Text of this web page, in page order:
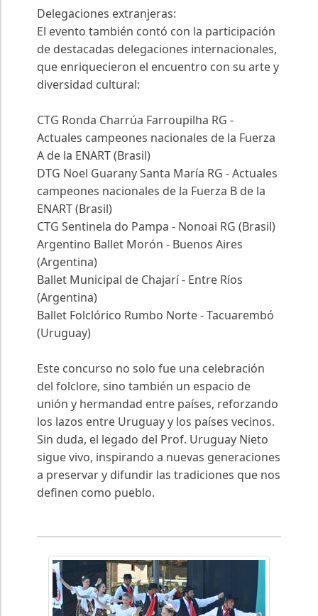
Delegaciones extranjeras:
El evento también contó con la participación
de destacadas delegaciones internacionales,
que enriquecieron el encuentro con su arte y
diversidad cultural:
CTG Ronda Charrúa Farroupilha RG -
Actuales campeones nacionales de la Fuerza
A de la ENART (Brasil)
DTG Noel Guarany Santa María RG - Actuales
campeones nacionales de la Fuerza B de la
ENART (Brasil)
CTG Sentinela do Pampa - Nonoai RG (Brasil)
Argentino Ballet Morón - Buenos Aires
(Argentina)
Ballet Municipal de Chajarí - Entre Ríos
(Argentina)
Ballet Folclórico Rumbo Norte - Tacuarembó
(Uruguay)
Este concurso no solo fue una celebración
del folclore, sino también un espacio de
unión y hermandad entre países, reforzando
los lazos entre Uruguay y los países vecinos.
Sin duda, el legado del Prof. Uruguay Nieto
sigue vivo, inspirando a nuevas generaciones
a preservar y difundir las tradiciones que nos
definen como pueblo.